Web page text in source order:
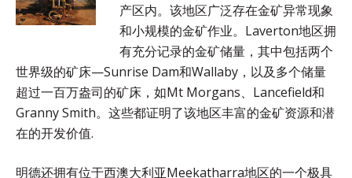
产区内。该地区广泛存在金矿异常现象
和小规模的金矿作业。Laverton地区拥
有充分记录的金矿储量，其中包括两个
世界级的矿床—Sunrise Dam和Wallaby，以及多个储量
超过一百万盎司的矿床，如Mt Morgans、Lancefield和
Granny Smith。这些都证明了该地区丰富的金矿资源和潜
在的开发价值.
明德还拥有位于西澳大利亚Meekatharra地区的一个极具